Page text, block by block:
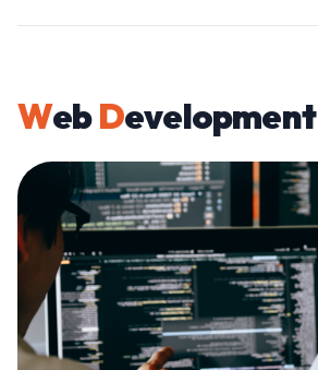
WebDevelopment